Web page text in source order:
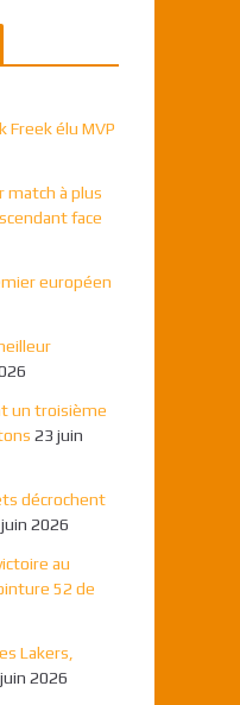
élu MVP
match à plus
face
européen
un troisième
23 juin
décrochent
2026
au
52 de
Lakers,
2026